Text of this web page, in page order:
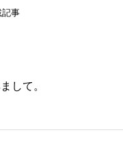
事
して。